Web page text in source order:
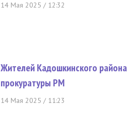
14 Мая 2025 / 12:32
Жителей Кадошкинского
прокуратуры РМ
14 Мая 2025 / 11:23